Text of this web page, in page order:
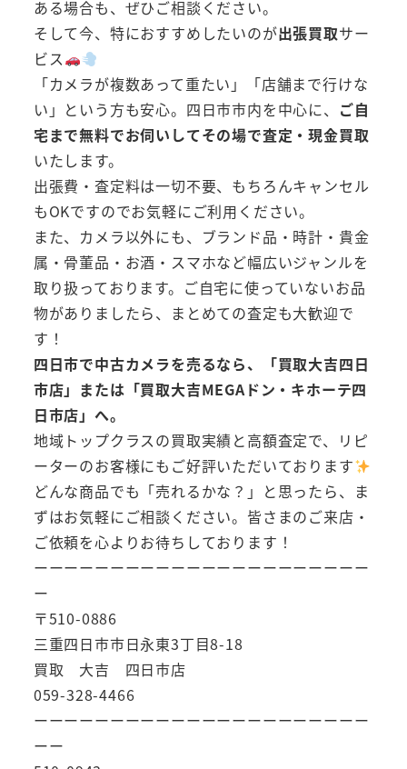
ある場合も、ぜひご相談ください。
そして今、特におすすめしたいのが出張買取サー
ビス
「カメラが複数あって重たい」「店舗まで行けな
い」という方も安心。四日市市内を中心に、 ご自
宅まで無料でお伺いしてその場で査定・現金買取
いたします。
出張費・査定料は一切不要、もちろんキャンセル
もOKですのでお気軽にご利用ください。
また、カメラ以外にも、ブランド品・時計・貴金
属・骨董品・お酒・スマホなど幅広いジャンルを
取り扱っております。ご自宅に使っていないお品
物がありましたら、まとめての査定も大歓迎で
す！
四日市で中古カメラを売るなら、「買取大吉四日
市店」または「買取大吉MEGAドン・キホーテ四
日市店」へ。
地域トップクラスの買取実績と高額査定で、リピ
ーターのお客様にもご好評いただいております
どんな商品でも「売れるかな？」と思ったら、ま
ずはお気軽にご相談ください。皆さまのご来店・
ご依頼を心よりお待ちしております！
ーーーーーーーーーーーーーーーーーーーーーー
ー
〒510-0886
三重四日市市日永東3丁目8-18
買取 大吉 四日市店
059-328-4466
ーーーーーーーーーーーーーーーーーーーーーー
ーー